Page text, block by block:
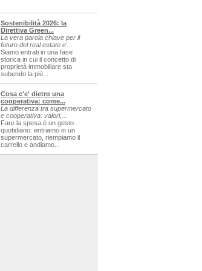
Sostenibilità 2026: la
Direttiva Green...
La vera parola chiave per il
futuro del real estate e'...
Siamo entrati in una fase
storica in cui il concetto di
proprietà immobiliare sta
subendo la più...
Cosa c'e' dietro una
cooperativa: come...
La differenza tra supermercato
e cooperativa: valori,...
Fare la spesa è un gesto
quotidiano: entriamo in un
supermercato, riempiamo il
carrello e andiamo...